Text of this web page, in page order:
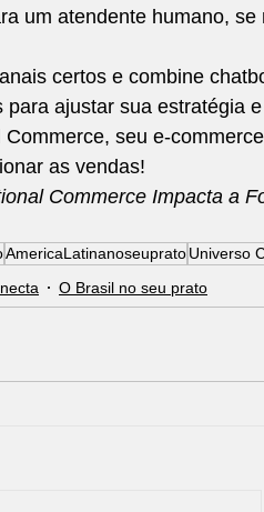
um atendente humano, se
certos e combine
ajustar sua estratégia
seu e-
as vendas!
Commerce Impacta a
AmericaLatinanoseupratoUniverso
O Brasil no seu prato